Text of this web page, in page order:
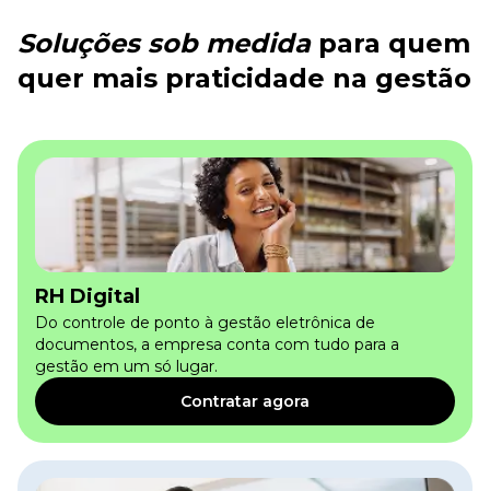
Soluções sob medidapara quem
quer mais praticidade na gestão
RH Digital
Do controle de ponto à gestão eletrônica de
documentos, a empresa conta com tudo para a
gestão em um só lugar.
Contratar agora